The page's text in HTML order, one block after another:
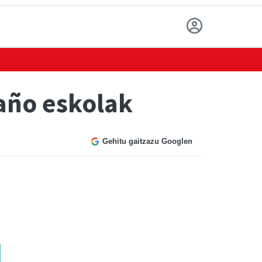
eskolak
Gehitu gaitzazu Googlen